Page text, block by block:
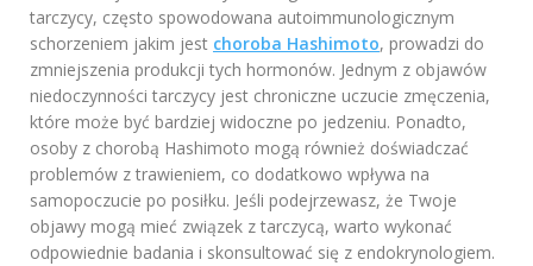
tarczycy, często spowodowana autoimmunologicznym
schorzeniem jakim jest choroba Hashimoto, prowadzi do
zmniejszenia produkcji tych hormonów. Jednym z objawów
niedoczynności tarczycy jest chroniczne uczucie zmęczenia,
które może być bardziej widoczne po jedzeniu. Ponadto,
osoby z chorobą Hashimoto mogą również doświadczać
problemów z trawieniem, co dodatkowo wpływa na
samopoczucie po posiłku. Jeśli podejrzewasz, że Twoje
objawy mogą mieć związek z tarczycą, warto wykonać
odpowiednie badania i skonsultować się z endokrynologiem.